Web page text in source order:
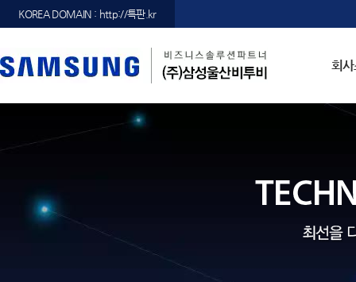
KOREA DOMAIN : http://특판.kr
회